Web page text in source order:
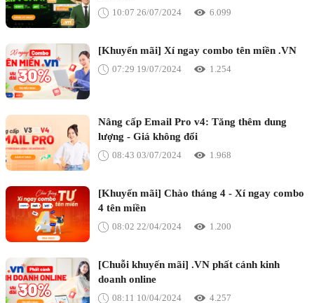
10:07 26/07/2024 6.099
[Khuyến mãi] Xí ngay combo tên miền .VN
07:29 19/07/2024 1.254
Nâng cấp Email Pro v4: Tăng thêm dung
lượng - Giá không đổi
08:43 03/07/2024 1.968
[Khuyến mãi] Chào tháng 4 - Xí ngay combo
4 tên miền
08:02 22/04/2024 1.200
[Chuỗi khuyến mãi] .VN phất cánh kinh
doanh online
08:11 10/04/2024 4.257